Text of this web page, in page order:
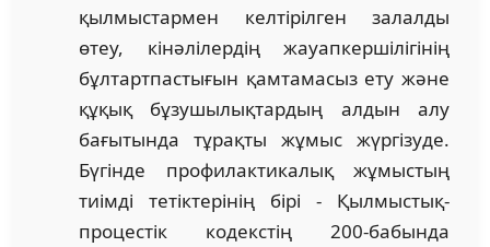
қылмыстармен келтірілген залалды
өтеу, кінәлілердің жауапкершілігінің
бұлтартпастығын қамтамасыз ету және
құқық бұзушылықтардың алдын алу
бағытында тұрақты жұмыс жүргізуде.
Бүгінде профилактикалық жұмыстың
тиімді тетіктерінің бірі - Қылмыстық-
процестік кодекстің 200-бабында